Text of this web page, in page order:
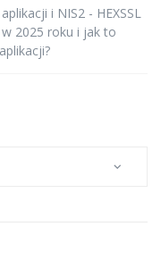
i NIS2 - HEXSSL
2025 roku i jak to